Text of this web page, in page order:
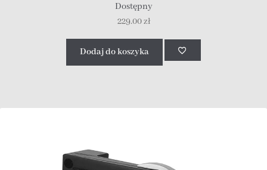
Dostępny
229.00zł
Dodaj do koszyka